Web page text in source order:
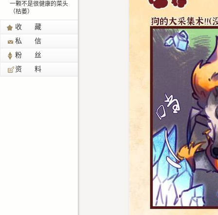
一颗不是很健康的菜头
（枯萎）
收 藏
私 信
粉 丝
资 料